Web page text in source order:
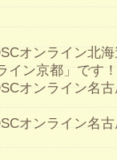
オンライン北
イン京都」です！
オンライン名
オンライン名